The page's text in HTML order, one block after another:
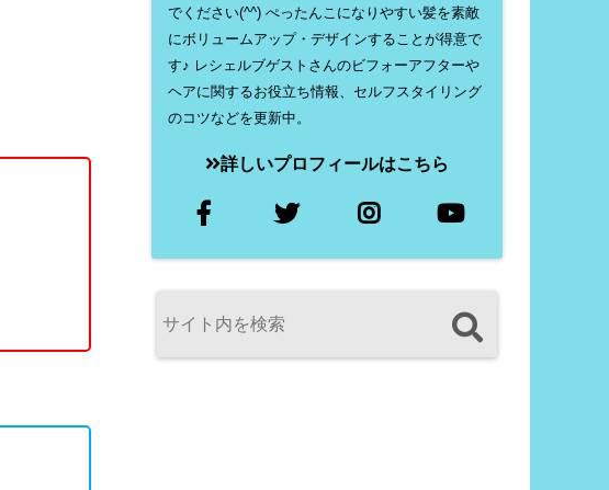
でください(^^) ぺったんこになりやすい髪を素敵
にボリュームアップ・デザインすることが得意で
す♪ レシェルブゲストさんのビフォーアフターや
ヘアに関するお役立ち情報、セルフスタイリング
のコツなどを更新中。
詳しいプロフィールはこちら